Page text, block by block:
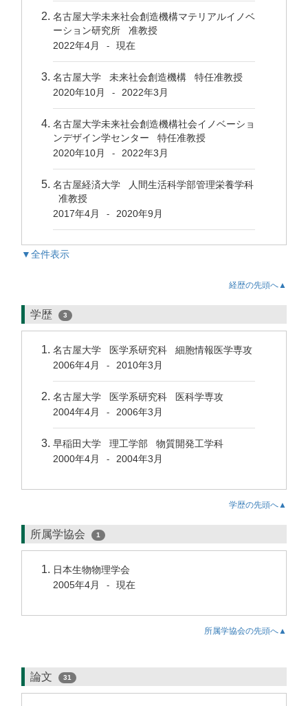
名古屋大学未来社会創造機構マテリアルイノベ
ーション研究所 准教授
2022年4月
- 現在
名古屋大学 未来社会創造機構 特任准教授
2020年10月
- 2022年3月
名古屋大学未来社会創造機構社会イノベーショ
ンデザイン学センター 特任准教授
2020年10月
- 2022年3月
名古屋経済大学 人間生活科学部管理栄養学科
准教授
2017年4月
- 2020年9月
▼全件表示
経歴の先頭へ▲
学歴 3
名古屋大学 医学系研究科 細胞情報医学専攻
2006年4月
- 2010年3月
名古屋大学 医学系研究科 医科学専攻
2004年4月
- 2006年3月
早稲田大学 理工学部 物質開発工学科
2000年4月
- 2004年3月
学歴の先頭へ▲
所属学協会 1
日本生物物理学会
2005年4月
- 現在
所属学協会の先頭へ▲
論文 31